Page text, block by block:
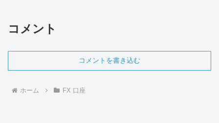
コメント
コメントを書き込む
ホーム FX 口座